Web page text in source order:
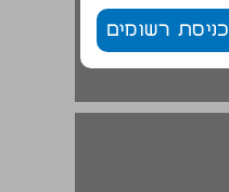
כניסת רשומים